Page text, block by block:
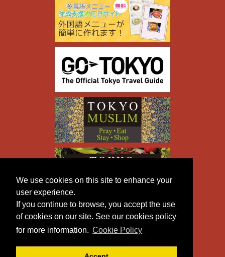
We use cookies on this site to enhance your
user experience.
If you continue to browse, you accept the use
of cookies on our site. See our cookies policy
for more information. Cookie Policy